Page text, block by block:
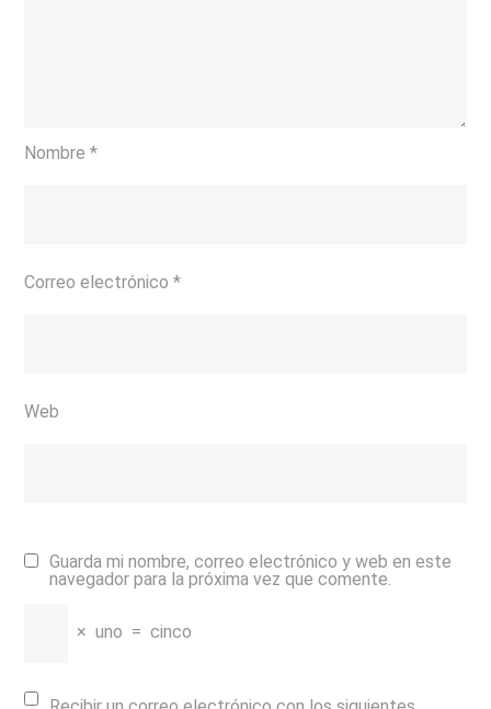
Nombre*
Correo electrónico*
Web
Guarda mi nombre, correo electrónico y web en este
navegador para la próxima vez que comente.
× uno = cinco